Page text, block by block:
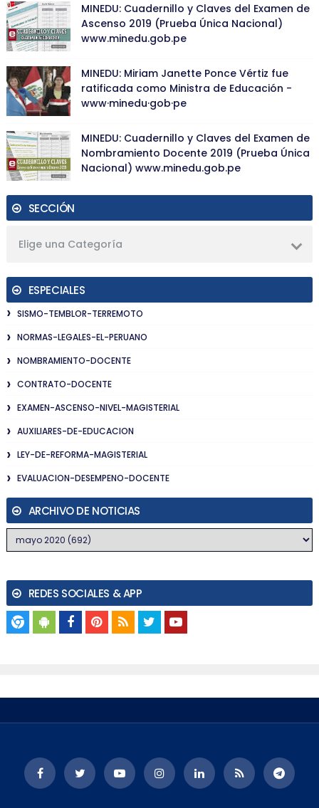
MINEDU: Cuadernillo y Claves del Examen de
Ascenso 2019 (Prueba Única Nacional)
www.minedu.gob.pe
MINEDU: Miriam Janette Ponce Vértiz fue
ratificada como Ministra de Educación -
www·minedu·gob·pe
MINEDU: Cuadernillo y Claves del Examen de
Nombramiento Docente 2019 (Prueba Única
Nacional) www.minedu.gob.pe
SECCIÓN
Elige una Categoría
ESPECIALES
SISMO-TEMBLOR-TERREMOTO
NORMAS-LEGALES-EL-PERUANO
NOMBRAMIENTO-DOCENTE
CONTRATO-DOCENTE
EXAMEN-ASCENSO-NIVEL-MAGISTERIAL
AUXILIARES-DE-EDUCACION
LEY-DE-REFORMA-MAGISTERIAL
EVALUACION-DESEMPENO-DOCENTE
ARCHIVO DE NOTICIAS
REDES SOCIALES & APP